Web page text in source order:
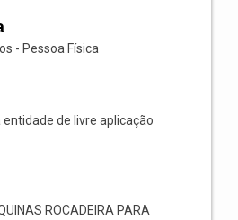
- Pessoa Física
entidade de livre aplicação
ROCADEIRA PARA